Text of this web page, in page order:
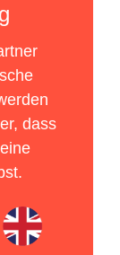
dass